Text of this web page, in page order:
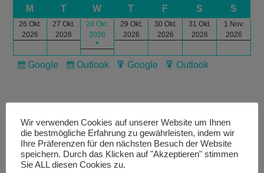
M T W T F S S
26 Okt.
2026
27 Okt.
2026
28 Okt.
2026
●
29 Okt.
2026
30 Okt.
2026
31 Okt.
2026
1 Nov.
2026
Subscribe
Google
Subscribe
Outlook
Export
Google
Export
Outlook
Livestream
Wir verwenden Cookies auf unserer Website um Ihnen
die bestmögliche Erfahrung zu gewährleisten, indem wir
Ihre Präferenzen für den nächsten Besuch der Website
speichern. Durch das Klicken auf "Akzeptieren" stimmen
Sie ALL diesen Cookies zu.